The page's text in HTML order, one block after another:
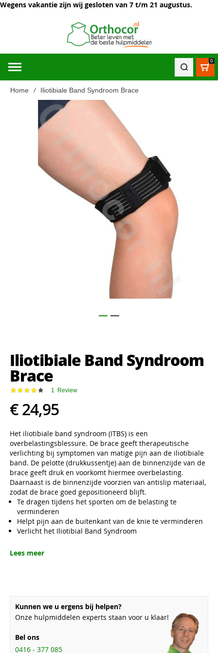
Wegens vakantie zijn wij gesloten van 7 t/m 21 augustus.
0
Home Iliotibiale Band Syndroom Brace
afbeeldingen-
begin
van
de
afbeeldingen-
gallerij
Iliotibiale Band Syndroom
Brace
Waardering: 1 Review
€ 24,95
Het iliotibiale band syndroom (ITBS) is een
overbelastingsblessure. De brace geeft therapeutische
verlichting bij symptomen van matige pijn aan de iliotibiale
band. De pelotte (drukkussentje) aan de binnenzijde van de
brace geeft druk en voorkomt hiermee overbelasting.
Daarnaast is de binnenzijde voorzien van antislip materiaal,
zodat de brace goed gepositioneerd blijft.
Te dragen tijdens het sporten om de belasting te
verminderen
Helpt pijn aan de buitenkant van de knie te verminderen
Verlicht het Iliotibial Band Syndroom
Lees meer
Kunnen we u ergens bij helpen?
Onze hulpmiddelen experts staan voor u klaar!
Bel ons
0416 - 377 085